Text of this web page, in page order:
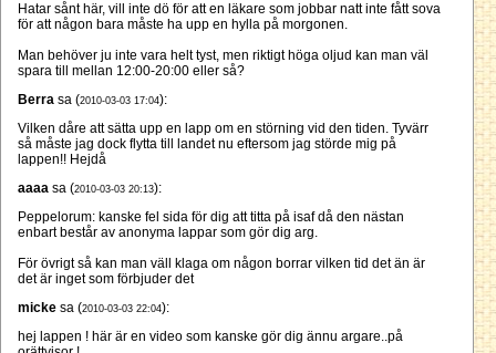
Hatar sånt här, vill inte dö för att en läkare som jobbar natt inte fått sova
för att någon bara måste ha upp en hylla på morgonen.
Man behöver ju inte vara helt tyst, men riktigt höga oljud kan man väl
spara till mellan 12:00-20:00 eller så?
Berra sa (2010-03-03 17:04):
Vilken dåre att sätta upp en lapp om en störning vid den tiden. Tyvärr
så måste jag dock flytta till landet nu eftersom jag störde mig på
lappen!! Hejdå
aaaa sa (2010-03-03 20:13):
Peppelorum: kanske fel sida för dig att titta på isaf då den nästan
enbart består av anonyma lappar som gör dig arg.
För övrigt så kan man väll klaga om någon borrar vilken tid det än är
det är inget som förbjuder det
micke sa (2010-03-03 22:04):
hej lappen ! här är en video som kanske gör dig ännu argare..på